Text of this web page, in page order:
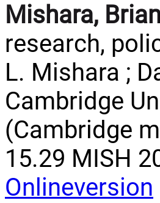
Mishara,
research,
L. Mishara ;
Cambridge
(Cambridge
15.29 MISH
Onlineversion